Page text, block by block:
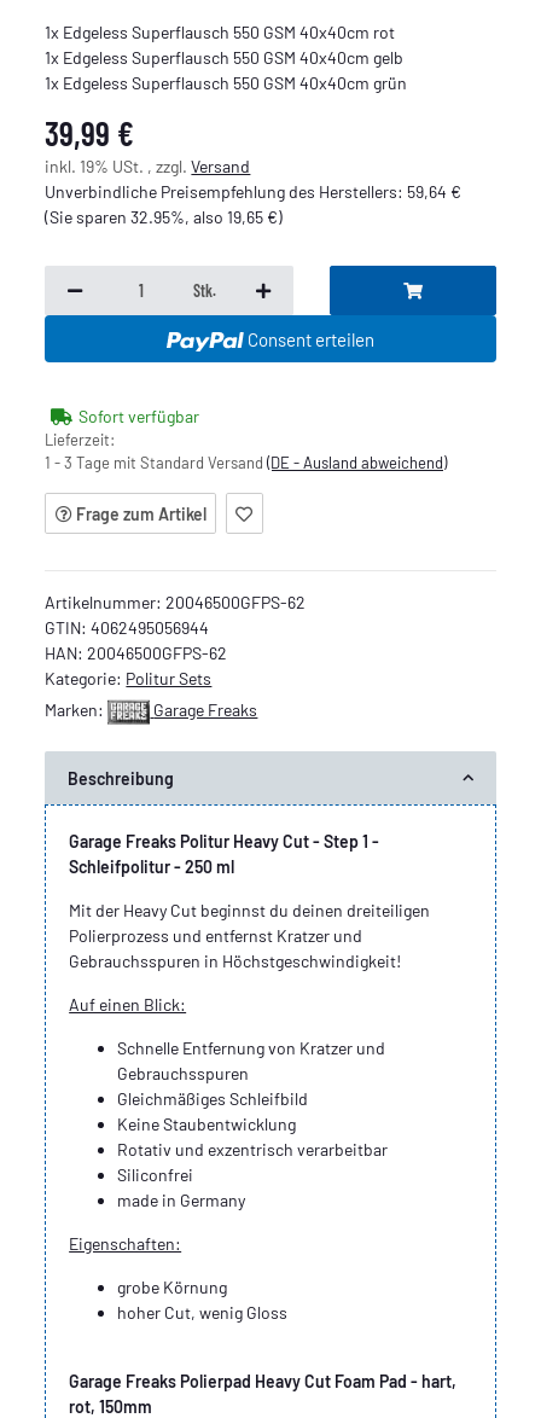
1x Edgeless Superflausch 550 GSM 40x40cm rot
1x Edgeless Superflausch 550 GSM 40x40cm gelb
1x Edgeless Superflausch 550 GSM 40x40cm grün
39,99 €
inkl. 19% USt. , zzgl.Versand
Unverbindliche Preisempfehlung des Herstellers: 59,64 €
(Sie sparen32.95%, also19,65 €)
Stk.
Consent erteilen
Sofort verfügbar
Lieferzeit:
1 - 3 Tage mit Standard Versand(DE - Ausland abweichend)
Frage zum Artikel
Artikelnummer:20046500GFPS-62
GTIN: 4062495056944
HAN: 20046500GFPS-62
Kategorie: Politur Sets
Marken:
Garage Freaks
Beschreibung
Garage Freaks Politur Heavy Cut - Step 1 -
Schleifpolitur - 250 ml
Mit der Heavy Cut beginnst du deinen dreiteiligen
Polierprozess und entfernst Kratzer und
Gebrauchsspuren in Höchstgeschwindigkeit!
Auf einen Blick:
Schnelle Entfernung von Kratzer und
Gebrauchsspuren
Gleichmäßiges Schleifbild
Keine Staubentwicklung
Rotativ und exzentrisch verarbeitbar
Siliconfrei
made in Germany
Eigenschaften:
grobe Körnung
hoher Cut, wenig Gloss
Garage Freaks Polierpad Heavy Cut Foam Pad - hart,
rot, 150mm